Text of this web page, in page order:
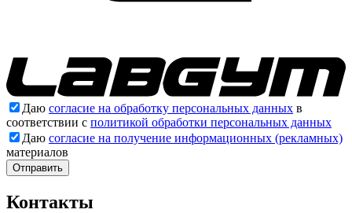
Даю согласие на обработку персональных данных в
соответствии с политикой обработки персональных данных
Даю согласие на получение информационных (рекламных)
материалов
Отправить
Контакты